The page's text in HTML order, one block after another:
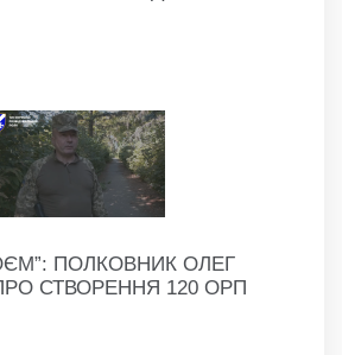
ПОЛКОВНИК ОЛЕГ
СТВОРЕННЯ 120 ОРП